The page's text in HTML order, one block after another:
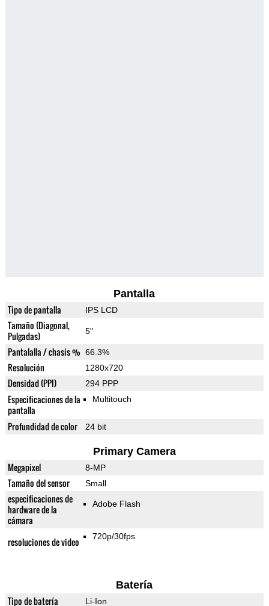
Pantalla
Tipo de pantalla IPS LCD
Tamaño (Diagonal,
Pulgadas)
5"
Pantalalla / chasis % 66.3%
Resolución 1280x720
Densidad (PPI) 294 PPP
Especificaciones de la
pantalla
Multitouch
Profundidad de color 24 bit
Primary Camera
Megapixel 8-MP
Tamaño del sensor Small
especificaciones de
hardware de la
cámara
Adobe Flash
resoluciones de video 720p/30fps
Batería
Tipo de batería Li-Ion